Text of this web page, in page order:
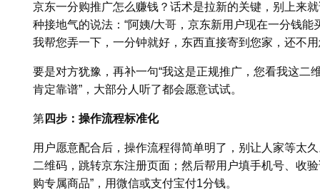
京东一分购推广怎么赚钱？话术是拉新的关键，别上来
种接地气的说法：“阿姨/大哥，京东新用户现在一分钱
我帮您弄一下，一分钟就好，东西直接寄到您家，还不用
要是对方犹豫，再补一句“我这是正规推广，您看我这二
肯定靠谱”，大部分人听了都会愿意试试。
第四步：操作流程标准化
用户愿意配合后，操作流程得简单明了，别让人家等太
二维码，跳转京东注册页面；然后帮用户填手机号、收
购专属商品”，用微信或支付宝付1分钱。